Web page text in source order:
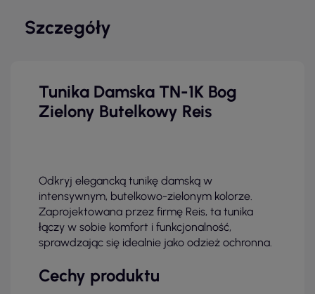
Szczegóły
Tunika Damska TN-1K Bog
Zielony Butelkowy Reis
Odkryj elegancką tunikę damską w
intensywnym, butelkowo-zielonym kolorze.
Zaprojektowana przez firmę Reis, ta tunika
łączy w sobie komfort i funkcjonalność,
sprawdzając się idealnie jako odzież ochronna.
Cechy produktu